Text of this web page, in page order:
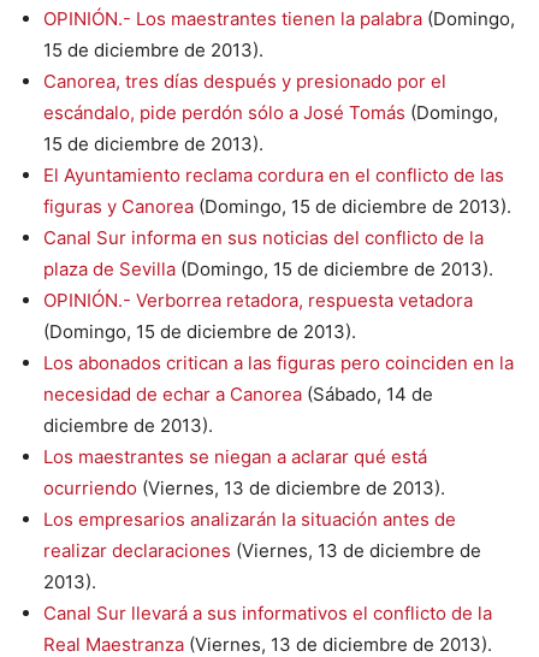
OPINIÓN.- Los maestrantes tienen la palabra (Domingo,
15 de diciembre de 2013).
Canorea, tres días después y presionado por el
escándalo, pide perdón sólo a José Tomás (Domingo,
15 de diciembre de 2013).
El Ayuntamiento reclama cordura en el conflicto de las
figuras y Canorea (Domingo, 15 de diciembre de 2013).
Canal Sur informa en sus noticias del conflicto de la
plaza de Sevilla (Domingo, 15 de diciembre de 2013).
OPINIÓN.- Verborrea retadora, respuesta vetadora
(Domingo, 15 de diciembre de 2013).
Los abonados critican a las figuras pero coinciden en la
necesidad de echar a Canorea (Sábado, 14 de
diciembre de 2013).
Los maestrantes se niegan a aclarar qué está
ocurriendo (Viernes, 13 de diciembre de 2013).
Los empresarios analizarán la situación antes de
realizar declaraciones (Viernes, 13 de diciembre de
2013).
Canal Sur llevará a sus informativos el conflicto de la
Real Maestranza (Viernes, 13 de diciembre de 2013).